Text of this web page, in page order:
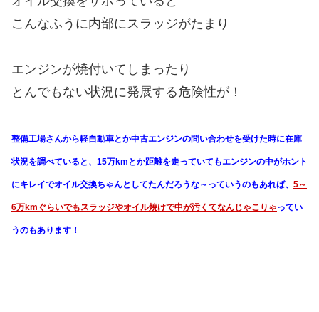
こんなふうに内部にスラッジがたまり
エンジンが焼付いてしまったり
とんでもない状況に発展する危険性が！
整備工場さんから軽自動車とか中古エンジンの問い合わせを受けた時に在庫
状況を調べていると、15万kmとか距離を走っていてもエンジンの中がホント
にキレイでオイル交換ちゃんとしてたんだろうな～っていうのもあれば、 5～
6万kmぐらいでもスラッジやオイル焼けで中が汚くてなんじゃこりゃってい
うのもあります！